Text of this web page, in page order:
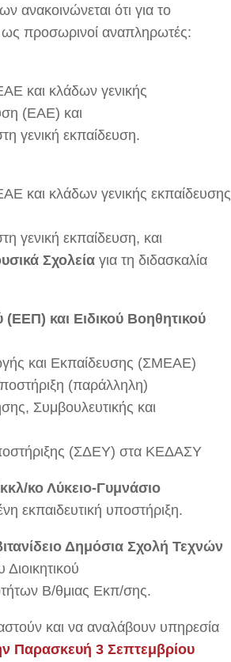
ανακοινώνεται ότι για το
ως προσωρινοί αναπληρωτές:
και κλάδων γενικής
(ΕΑΕ) και
γενική εκπαίδευση.
και κλάδων γενικής εκπαίδευσης
γενική εκπαίδευση, και
Σχολεία για τη διδασκαλία
και Ειδικού Βοηθητικού
και Εκπαίδευσης (ΣΜΕΑΕ)
(παράλληλη)
Συμβουλευτικής και
(ΣΔΕΥ) στα ΚΕΔΑΣΥ
κο Λύκειο-Γυμνάσιο
εκπαιδευτική υποστήριξη.
Δημόσια Σχολή Τεχνών
Β/θμιας Εκπ/σης.
και να αναλάβουν υπηρεσία
Παρασκευή 3 Σεπτεμβρίου